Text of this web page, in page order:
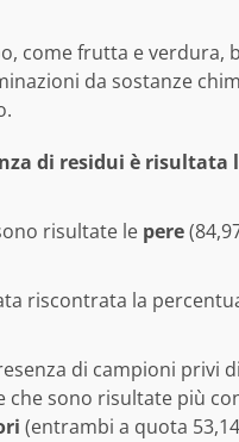
come frutta e verdura,
da sostanze
di residui è risultata
risultate le pere
riscontrata la
di campioni privi
sono risultate più
(entrambi a quota